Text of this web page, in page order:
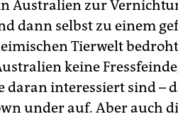
Australien zur
dann selbst zu einem
Tierwelt
keine
daran interessiert sind –
under auf. Aber auch